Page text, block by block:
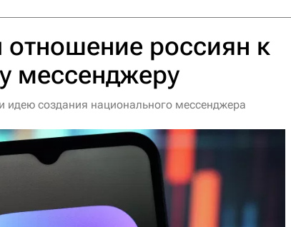
россиян к
мессенджеру
создания национального мессенджера